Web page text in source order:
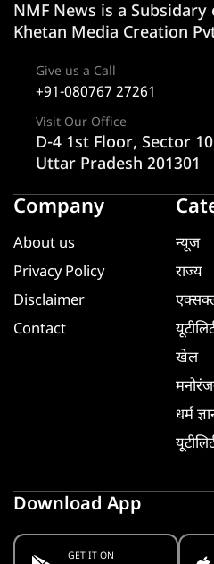
NMF News is a Subsidary
Khetan Media Creation
Give us a Call
+91-080767 27261
Visit Our Office
D-4 1st Floor, Sector
Uttar Pradesh 201301
Company
About us
Privacy Policy
Disclaimer
Contact
न्यूज
राज्य
खेल
धर्म
Download App
GET IT ON